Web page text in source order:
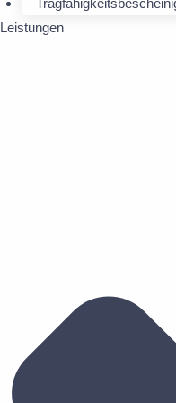
Leistungen